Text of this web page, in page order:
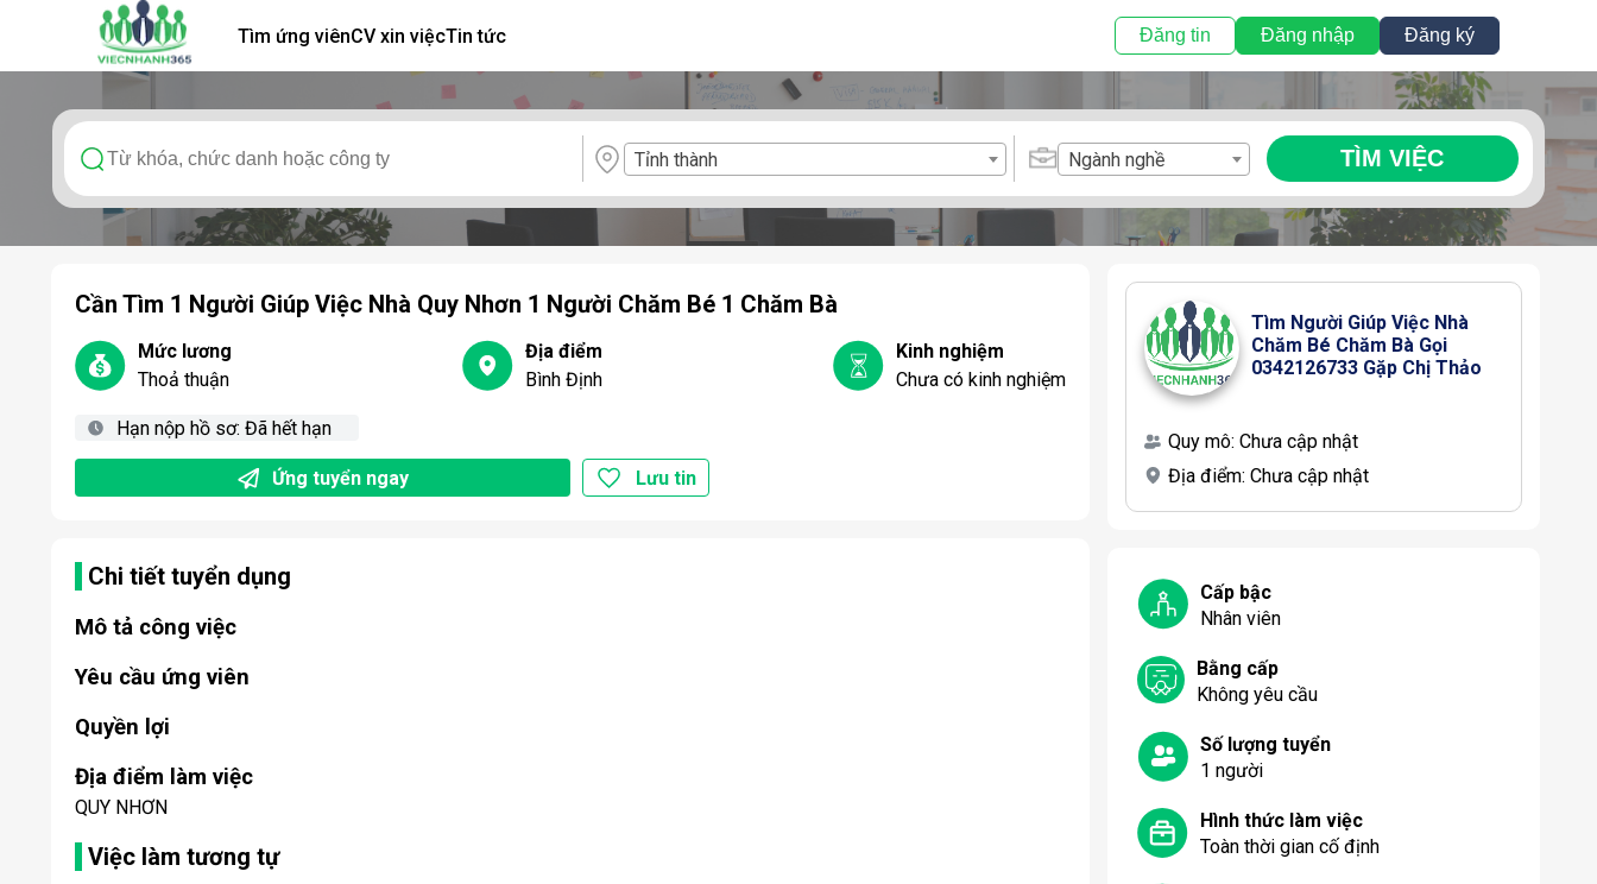
Tìm ứng viênCV xin việcTin tức Đăng tin Đăng nhập Đăng ký
Tỉnh thành Ngành nghề TÌM VIỆC
Cần Tìm 1 Người Giúp Việc Nhà Quy Nhơn 1 Người Chăm Bé 1 Chăm Bà
Mức lương
Thoả thuận
Địa điểm
Bình Định
Kinh nghiệm
Chưa có kinh nghiệm
Hạn nộp hồ sơ:Đã hết hạn
Ứng tuyển ngay Lưu tin
Chi tiết tuyển dụng
Mô tả công việc
Yêu cầu ứng viên
Quyền lợi
Địa điểm làm việc
QUY NHƠN
Việc làm tương tự
Tìm Người Giúp Việc Nhà
Chăm Bé Chăm Bà Gọi
0342126733 Gặp Chị Thảo
Quy mô: Chưa cập nhật
Địa điểm: Chưa cập nhật
Cấp bậc
Nhân viên
Bằng cấp
Không yêu cầu
Số lượng tuyển
1 người
Hình thức làm việc
Toàn thời gian cố định